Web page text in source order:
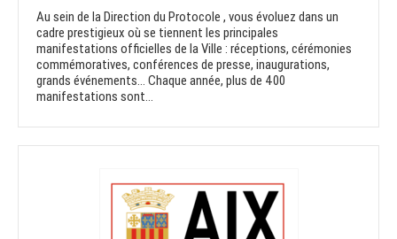
Au sein de la Direction du Protocole , vous évoluez dans un
cadre prestigieux où se tiennent les principales
manifestations officielles de la Ville : réceptions, cérémonies
commémoratives, conférences de presse, inaugurations,
grands événements… Chaque année, plus de 400
manifestations sont...